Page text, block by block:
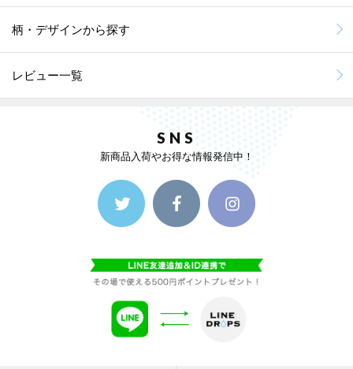
柄・デザインから探す
レビュー一覧
SNS
新商品入荷やお得な情報発信中！